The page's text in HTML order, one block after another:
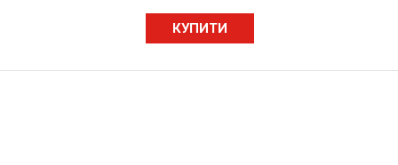
КУПИТИ